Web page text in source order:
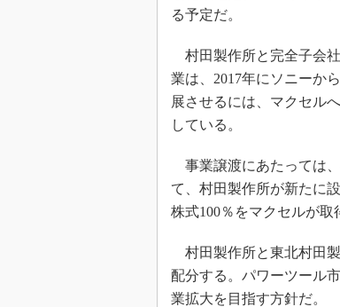
る予定だ。
村田製作所と完全子会
業は、2017年にソニーか
展させるには、マクセル
している。
事業譲渡にあたっては
て、村田製作所が新たに
株式100％をマクセルが取
村田製作所と東北村田
配分する。パワーツール
業拡大を目指す方針だ。